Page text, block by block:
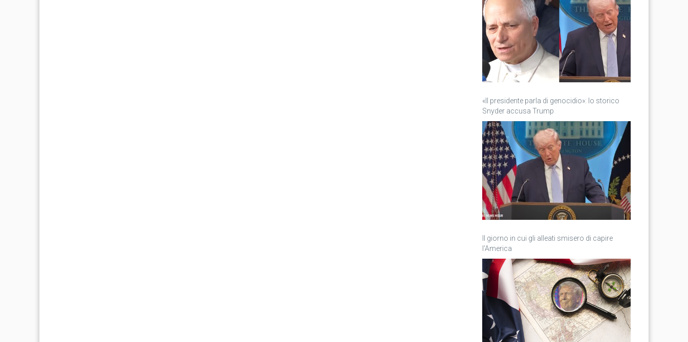
«Il presidente parla di genocidio»: lo storico
Snyder accusa Trump
Il giorno in cui gli alleati smisero di capire
l’America